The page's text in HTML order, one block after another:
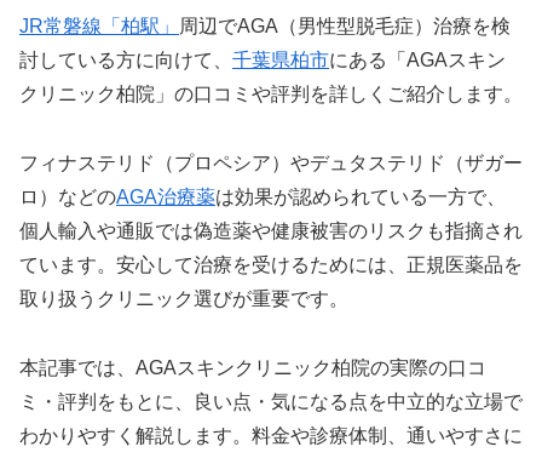
JR常磐線「柏駅」 周辺でAGA（男性型脱毛症）治療を検
討している方に向けて、 千葉県柏市にある「AGAスキン
クリニック柏院」の口コミや評判を詳しくご紹介します。
フィナステリド（プロペシア）やデュタステリド（ザガー
ロ）などのAGA治療薬は効果が認められている一方で、
個人輸入や通販では偽造薬や健康被害のリスクも指摘され
ています。安心して治療を受けるためには、正規医薬品を
取り扱うクリニック選びが重要です。
本記事では、AGAスキンクリニック柏院の実際の口コ
ミ・評判をもとに、良い点・気になる点を中立的な立場で
わかりやすく解説します。料金や診療体制、通いやすさに